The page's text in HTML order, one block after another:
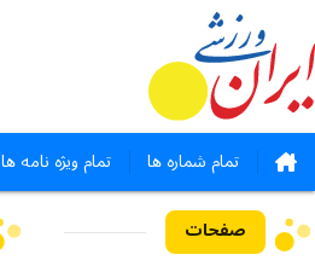
تمام شماره ها تمام ویژه نامه ها
صفحات